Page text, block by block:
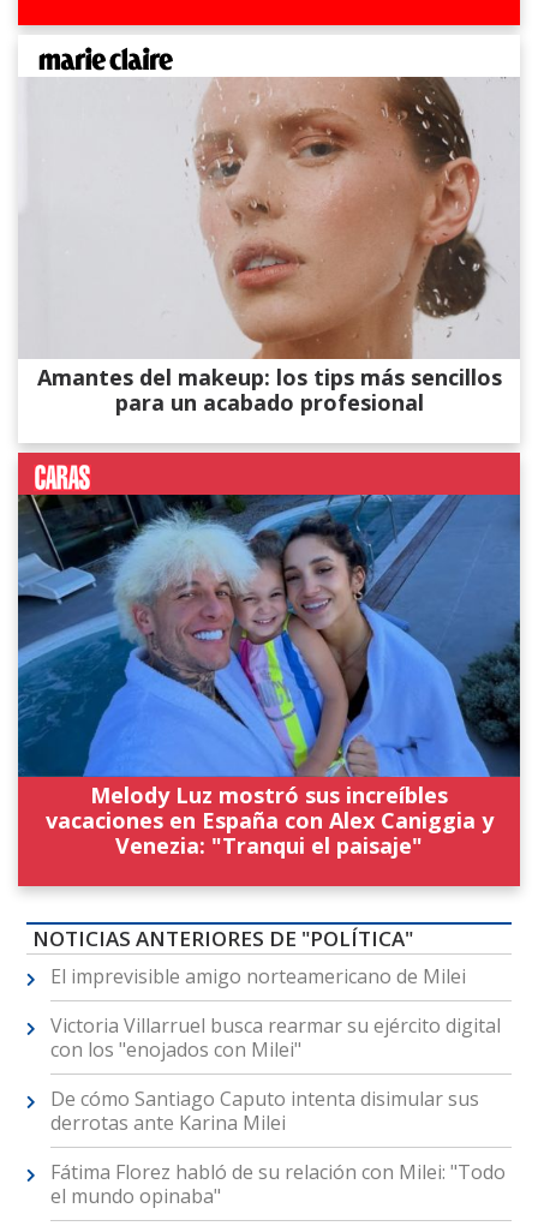
Amantes del makeup: los tips más sencillos
para un acabado profesional
Melody Luz mostró sus increíbles
vacaciones en España con Alex Caniggia y
Venezia: "Tranqui el paisaje"
NOTICIAS ANTERIORES DE "POLÍTICA"
El imprevisible amigo norteamericano de Milei
Victoria Villarruel busca rearmar su ejército digital
con los "enojados con Milei"
De cómo Santiago Caputo intenta disimular sus
derrotas ante Karina Milei
Fátima Florez habló de su relación con Milei: "Todo
el mundo opinaba"